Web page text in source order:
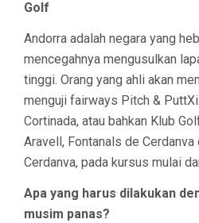
Golf
Andorra adalah negara yang
mencegahnya mengusulkan
tinggi. Orang yang ahli akan
menguji fairways Pitch &
Cortinada, atau bahkan Klub
Aravell, Fontanals de Cerdanva
Cerdanva, pada kursus mulai
Apa yang harus dilakukan
musim panas?